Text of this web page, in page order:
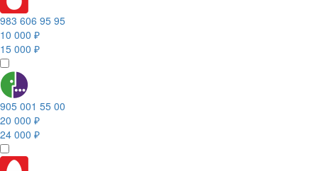
983 606 95 95
10 000 ₽
15 000 ₽
905 001 55 00
20 000 ₽
24 000 ₽